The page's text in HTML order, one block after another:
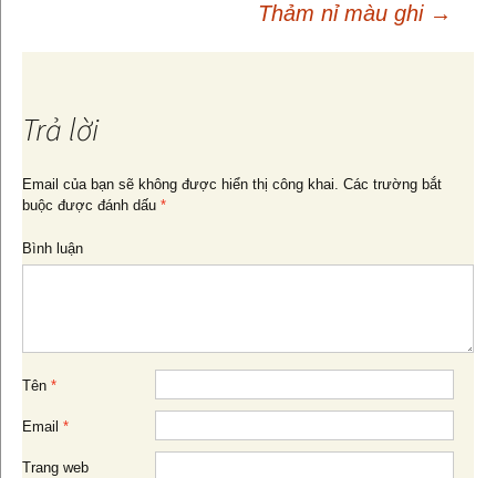
hướng
bài
viết
Thảm nỉ màu ghi →
Trả lời
Email của bạn sẽ không được hiển thị công khai. Các trường bắt
buộc được đánh dấu *
Bình luận
Tên *
Email *
Trang web